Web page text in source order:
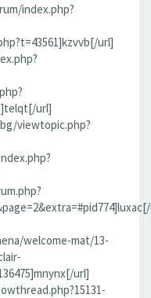
index.php?
url]
url]
viewtopic.php?
welcome-mat/13-
url]